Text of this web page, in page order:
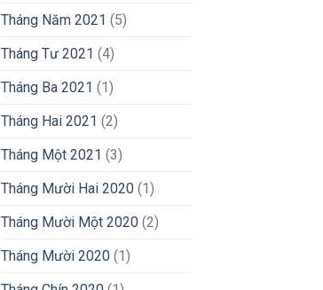
Tháng Năm 2021 (5)
Tháng Tư 2021 (4)
Tháng Ba 2021 (1)
Tháng Hai 2021 (2)
Tháng Một 2021 (3)
Tháng Mười Hai 2020(1)
Tháng Mười Một 2020(2)
Tháng Mười 2020(1)